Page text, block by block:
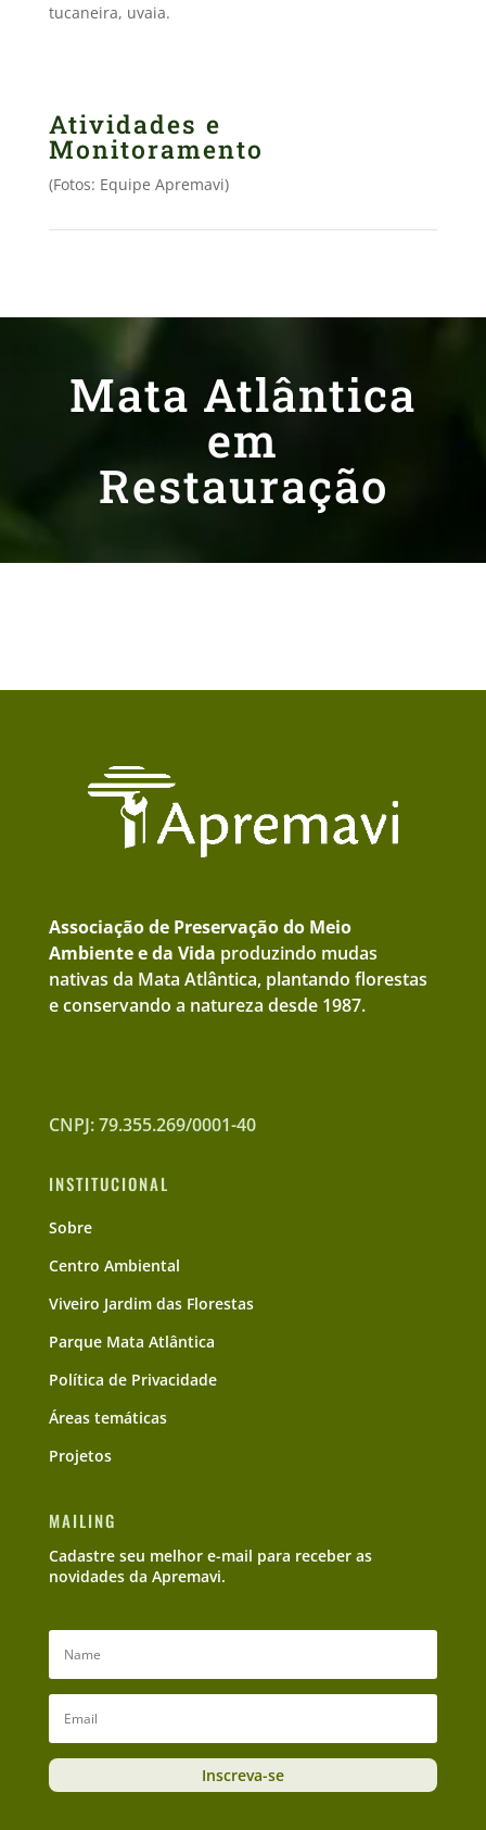
tucaneira, uvaia.
Atividades e
Monitoramento
(Fotos: Equipe Apremavi)
Mata Atlântica
em
Restauração
Associação de Preservação do Meio
Ambiente e da Vida produzindo mudas
nativas da Mata Atlântica, plantando florestas
e conservando a natureza desde 1987.
CNPJ: 79.355.269/0001-40
INSTITUCIONAL
Sobre
Centro Ambiental
Viveiro Jardim das Florestas
Parque Mata Atlântica
Política de Privacidade
Áreas temáticas
Projetos
MAILING
Cadastre seu melhor e-mail para receber as
novidades da Apremavi.
Inscreva-se